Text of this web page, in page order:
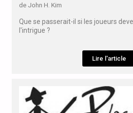
de John H. Kim
Que se passerait-il si les joueurs
l'intrigue ?
Lire l'article